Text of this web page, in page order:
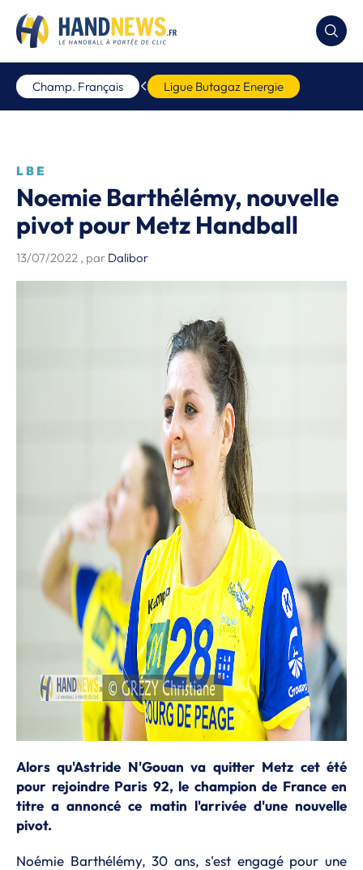
Champ. Français Ligue Butagaz Energie
LBE
Noemie Barthélémy, nouvelle
pivot pour Metz Handball
13/07/2022 , par Dalibor
Alors qu'Astride N'Gouan va quitter Metz cet été
pour rejoindre Paris 92, le champion de France en
titre a annoncé ce matin l'arrivée d'une nouvelle
pivot.
Noémie Barthélémy, 30 ans, s'est engagé pour une